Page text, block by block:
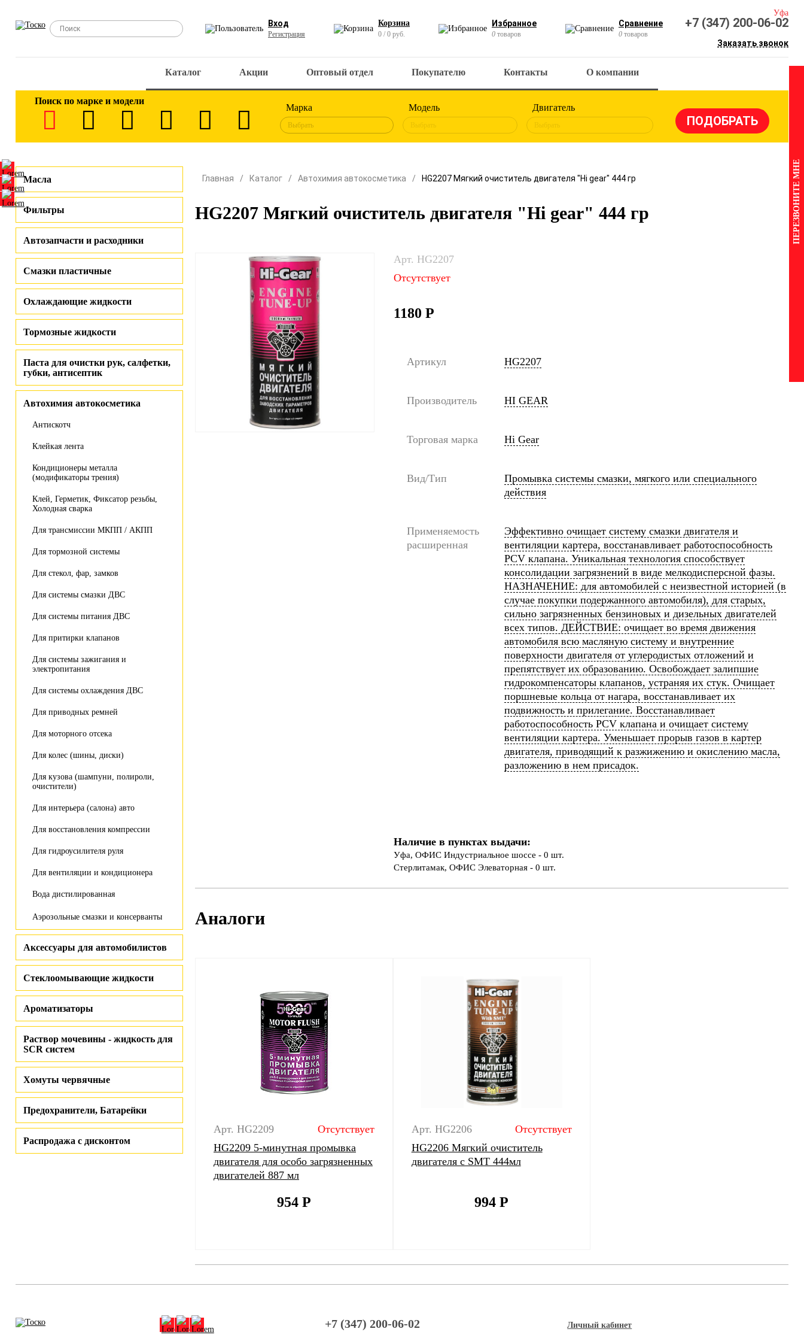
Вход
Регистрация
Корзина
0 / 0 руб.
Избранное
0 товаров
Сравнение
0 товаров
Уфа
+7 (347) 200-06-02
Заказать звонок
Каталог Акции Оптовый отдел Покупателю Контакты О компании
Поиск по марке и модели
Марка
Выбрать
Модель
Выбрать
Двигатель
Выбрать
Масла
Фильтры
Автозапчасти и расходники
Смазки пластичные
Охлаждающие жидкости
Тормозные жидкости
Паста для очистки рук, салфетки,
губки, антисептик
Автохимия автокосметика
Антискотч
Клейкая лента
Кондиционеры металла
(модификаторы трения)
Клей, Герметик, Фиксатор резьбы,
Холодная сварка
Для трансмиссии МКПП / АКПП
Для тормозной системы
Для стекол, фар, замков
Для системы смазки ДВС
Для системы питания ДВС
Для притирки клапанов
Для системы зажигания и
электропитания
Для системы охлаждения ДВС
Для приводных ремней
Для моторного отсека
Для колес (шины, диски)
Для кузова (шампуни, полироли,
очистители)
Для интерьера (салона) авто
Для восстановления компрессии
Для гидроусилителя руля
Для вентиляции и кондиционера
Вода дистилированная
Аэрозольные смазки и консерванты
Аксессуары для автомобилистов
Стеклоомывающие жидкости
Ароматизаторы
Раствор мочевины - жидкость для
SCR систем
Хомуты червячные
Предохранители, Батарейки
Распродажа с дисконтом
Главная Каталог Автохимия автокосметика HG2207 Мягкий очиститель двигателя "Hi gear" 444 гр
HG2207 Мягкий очиститель двигателя "Hi gear" 444 гр
Арт. HG2207
Отсутствует
1180 Р
Артикул HG2207
Производитель HI GEAR
Торговая марка Hi Gear
Вид/Тип
Промывка системы смазки, мягкого или специального
действия
Применяемость
расширенная
Эффективно очищает систему смазки двигателя и
вентиляции картера, восстанавливает работоспособность
PCV клапана. Уникальная технология способствует
консолидации загрязнений в виде мелкодисперсной фазы.
НАЗНАЧЕНИЕ: для автомобилей с неизвестной историей (в
случае покупки подержанного автомобиля), для старых,
сильно загрязненных бензиновых и дизельных двигателей
всех типов. ДЕЙСТВИЕ: очищает во время движения
автомобиля всю масляную систему и внутренние
поверхности двигателя от углеродистых отложений и
препятствует их образованию. Освобождает залипшие
гидрокомпенсаторы клапанов, устраняя их стук. Очищает
поршневые кольца от нагара, восстанавливает их
подвижность и прилегание. Восстанавливает
работоспособность PCV клапана и очищает систему
вентиляции картера. Уменьшает прорыв газов в картер
двигателя, приводящий к разжижению и окислению масла,
разложению в нем присадок.
Наличие в пунктах выдачи:
Уфа, ОФИС Индустриальное шоссе - 0 шт.
Стерлитамак, ОФИС Элеваторная - 0 шт.
Аналоги
Арт. HG2209
Отсутствует
HG2209 5-минутная промывка
двигателя для особо загрязненных
двигателей 887 мл
954 Р
Арт. HG2206
Отсутствует
HG2206 Мягкий очиститель
двигателя с SMT 444мл
994Р
+7 (347) 200-06-02 Личный кабинет
ПЕРЕЗВОНИТЕ МНЕ